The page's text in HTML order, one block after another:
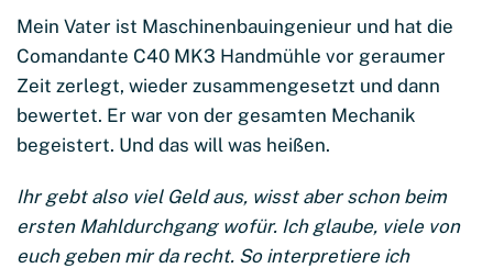
Mein Vater ist Maschinenbauingenieur und hat die
Comandante C40 MK3 Handmühle vor geraumer
Zeit zerlegt, wieder zusammengesetzt und dann
bewertet. Er war von der gesamten Mechanik
begeistert. Und das will was heißen.
Ihr gebt also viel Geld aus, wisst aber schon beim
ersten Mahldurchgang wofür. Ich glaube, viele von
euch geben mir da recht. So interpretiere ich